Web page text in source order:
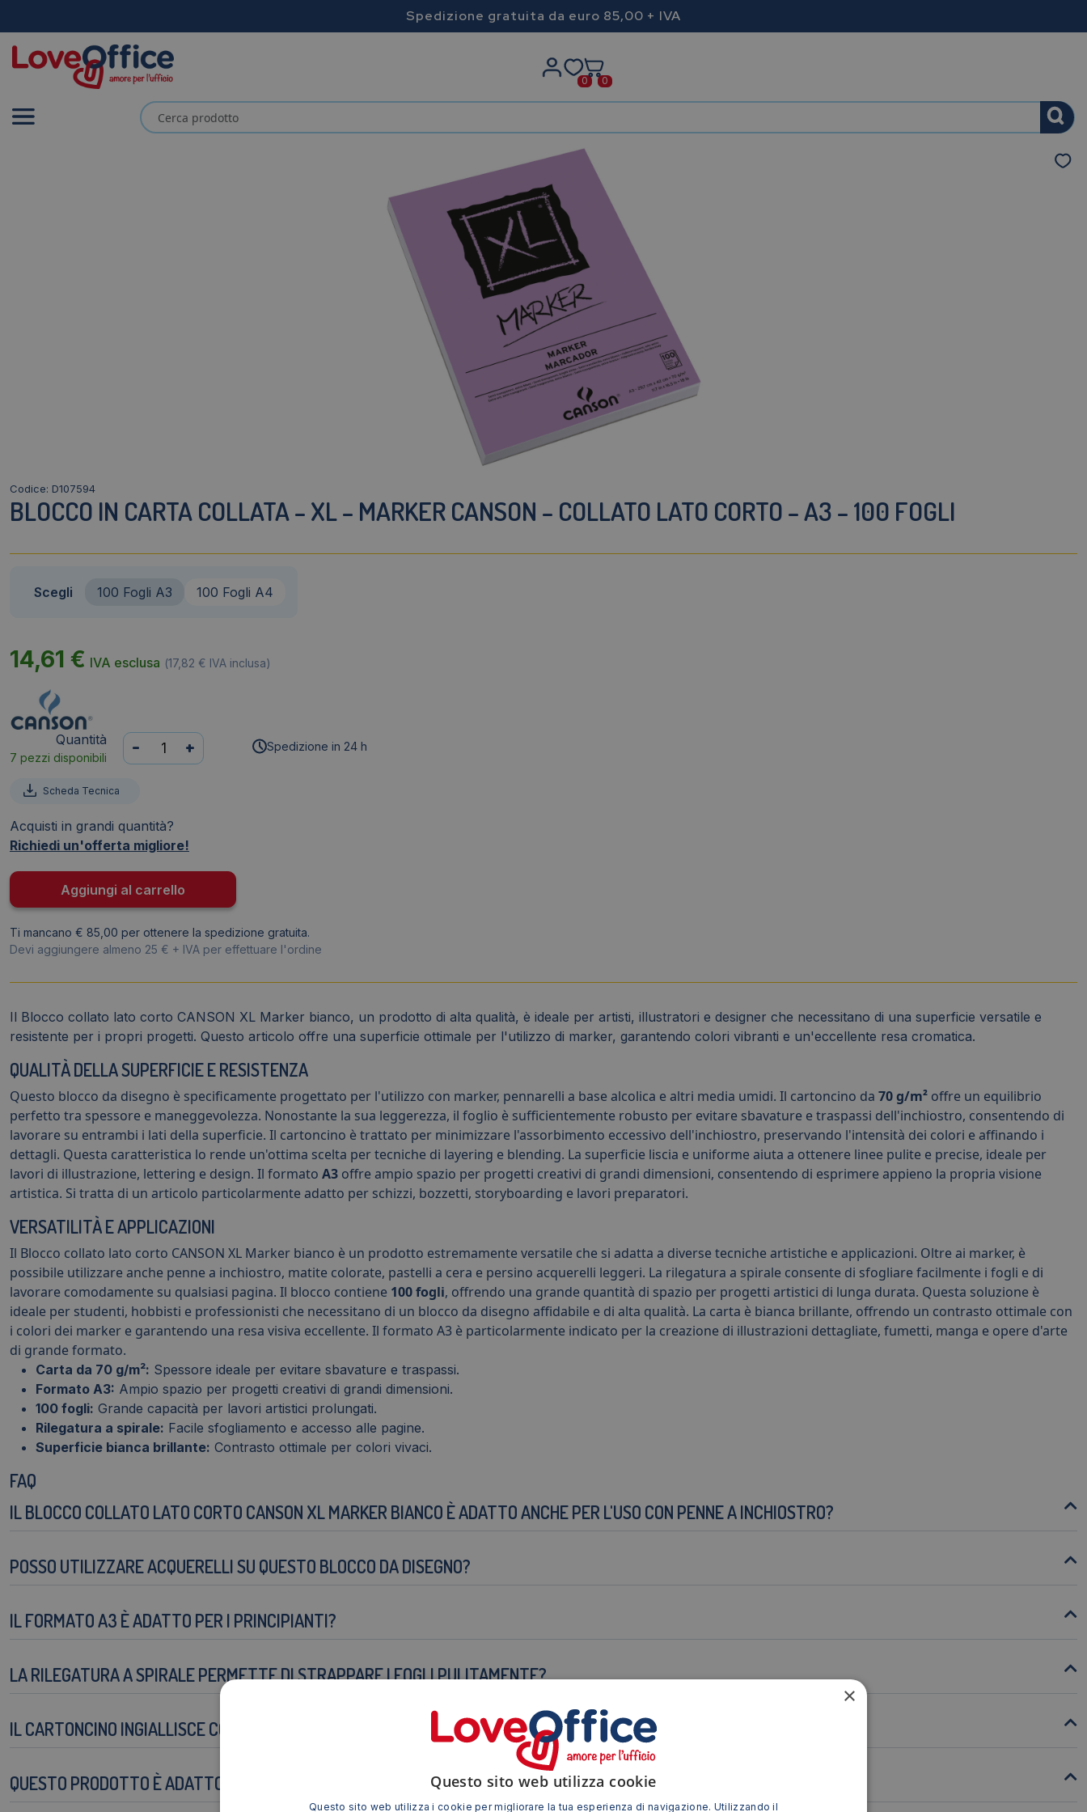
Spedizione gratuita da euro 85,00 + IVA
0 0
Codice: D107594
BLOCCO IN CARTA COLLATA – XL – MARKER CANSON – COLLATO LATO CORTO – A3 – 100 FOGLI
Scegli 100 Fogli A3 100 Fogli A4
14,61 € IVA esclusa (17,82 € IVA inclusa)
Quantità
7 pezzi disponibili
Blocco
in
XL
-
Marker
Canson
-
collato
lato
A3
-
fogli
quantità
- + Spedizione in 24 h
Scheda Tecnica
Acquisti in grandi quantità?
Richiedi un'offerta migliore!
Aggiungi al carrello
Ti mancano € 85,00 per ottenere la spedizione gratuita.
Devi aggiungere almeno 25 € + IVA per effettuare l'ordine
Il Blocco collato lato corto CANSON XL Marker bianco, un prodotto di alta qualità, è ideale per artisti, illustratori e designer che necessitano di una superficie versatile e
resistente per i propri progetti. Questo articolo offre una superficie ottimale per l'utilizzo di marker, garantendo colori vibranti e un'eccellente resa cromatica.
QUALITÀ DELLA SUPERFICIE E RESISTENZA
Questo blocco da disegno è specificamente progettato per l'utilizzo con marker, pennarelli a base alcolica e altri media umidi. Il cartoncino da 70 g/m² offre un equilibrio
perfetto tra spessore e maneggevolezza. Nonostante la sua leggerezza, il foglio è sufficientemente robusto per evitare sbavature e traspassi dell'inchiostro, consentendo di
lavorare su entrambi i lati della superficie. Il cartoncino è trattato per minimizzare l'assorbimento eccessivo dell'inchiostro, preservando l'intensità dei colori e affinando i
dettagli. Questa caratteristica lo rende un'ottima scelta per tecniche di layering e blending. La superficie liscia e uniforme aiuta a ottenere linee pulite e precise, ideale per
lavori di illustrazione, lettering e design. Il formato A3 offre ampio spazio per progetti creativi di grandi dimensioni, consentendo di esprimere appieno la propria visione
artistica. Si tratta di un articolo particolarmente adatto per schizzi, bozzetti, storyboarding e lavori preparatori.
VERSATILITÀ E APPLICAZIONI
Il Blocco collato lato corto CANSON XL Marker bianco è un prodotto estremamente versatile che si adatta a diverse tecniche artistiche e applicazioni. Oltre ai marker, è
possibile utilizzare anche penne a inchiostro, matite colorate, pastelli a cera e persino acquerelli leggeri. La rilegatura a spirale consente di sfogliare facilmente i fogli e di
lavorare comodamente su qualsiasi pagina. Il blocco contiene 100 fogli, offrendo una grande quantità di spazio per progetti artistici di lunga durata. Questa soluzione è
ideale per studenti, hobbisti e professionisti che necessitano di un blocco da disegno affidabile e di alta qualità. La carta è bianca brillante, offrendo un contrasto ottimale con
i colori dei marker e garantendo una resa visiva eccellente. Il formato A3 è particolarmente indicato per la creazione di illustrazioni dettagliate, fumetti, manga e opere d'arte
di grande formato.
Carta da 70 g/m²: Spessore ideale per evitare sbavature e traspassi.
Formato A3: Ampio spazio per progetti creativi di grandi dimensioni.
100 fogli: Grande capacità per lavori artistici prolungati.
Rilegatura a spirale: Facile sfogliamento e accesso alle pagine.
Superficie bianca brillante: Contrasto ottimale per colori vivaci.
FAQ
IL BLOCCO COLLATO LATO CORTO CANSON XL MARKER BIANCO È ADATTO ANCHE PER L'USO CON PENNE A INCHIOSTRO?
POSSO UTILIZZARE ACQUERELLI SU QUESTO BLOCCO DA DISEGNO?
IL FORMATO A3 È ADATTO PER I PRINCIPIANTI?
LA RILEGATURA A SPIRALE PERMETTE DI STRAPPARE I FOGLI PULITAMENTE?
IL CARTONCINO INGIALLISCE CON IL TEMPO?
QUESTO PRODOTTO È ADATTO PER TECNICHE DI BLENDING CON MARKER?
×
Questo sito web utilizza cookie
Questo sito web utilizza i cookie per migliorare la tua esperienza di navigazione. Utilizzando il